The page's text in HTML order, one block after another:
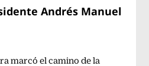
Andrés Manuel
marcó el camino de la